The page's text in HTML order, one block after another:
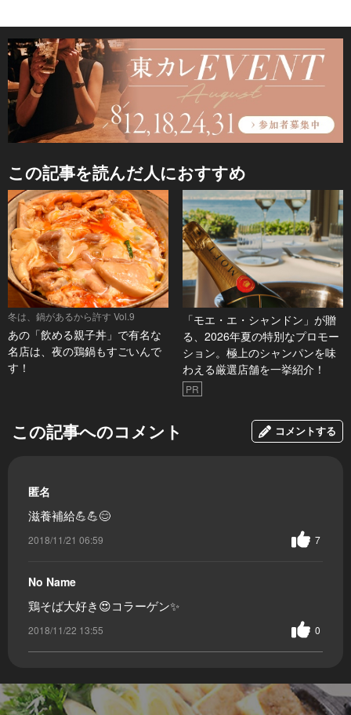
この記事を読んだ人におすすめ
冬は、鍋があるから許す Vol.9
あの「飲める親子丼」で有名な
名店は、夜の鶏鍋もすごいんで
す！
「モエ・エ・シャンドン」が贈
る、2026年夏の特別なプロモー
ション。極上のシャンパンを味
わえる厳選店舗を一挙紹介！
PR
この記事へのコメント コメントする
匿名
滋養補給💪💪😊
2018/11/21 06:59 7
No Name
鶏そば大好き😍コラーゲン✨
2018/11/22 13:55 0